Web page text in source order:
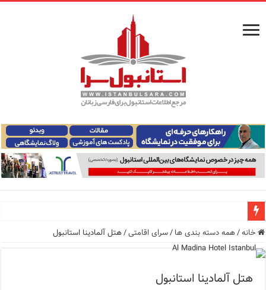
راهنمای فرودگاه‌های استانبول (فاصله و هزینه حمل و نقل
معرفی ۱۶ مسیر برتر کشتی استانبول | راهنمای کامل کشتی‌سواری در بسفر
اپلیکیشن KarDes؛ راهنمای رایگان کشف تاریخ و فرهنگ پنهان ترکیه
خانه/همه دسته بندی ها /سرای اقامتی/هتل آلمادینا استانبول
هتل آلمادینا استانبول